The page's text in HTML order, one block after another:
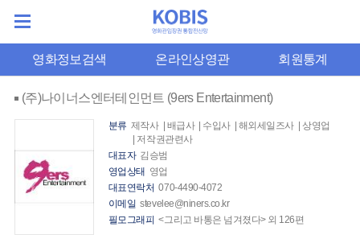
영화정보검색 온라인상영관 회원통계
(주)나이너스엔터테인먼트 (9ers Entertainment)
분류 제작사 | 배급사 | 수입사 | 해외세일즈사 | 상영업
| 저작권관련사
대표자 김승범
영업상태 영업
대표연락처 070-4490-4072
이메일 stevelee@niners.co.kr
필모그래피 <그리고 바통은 넘겨졌다> 외 126편